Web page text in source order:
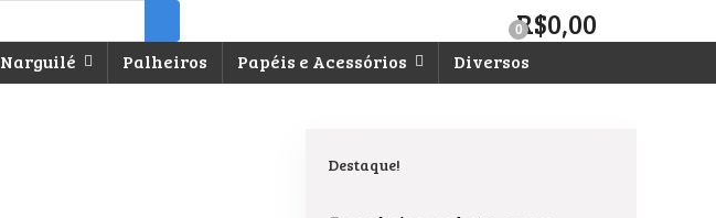
0R$0,00
Narguilé Palheiros Papéis e Acessórios Diversos
Destaque!